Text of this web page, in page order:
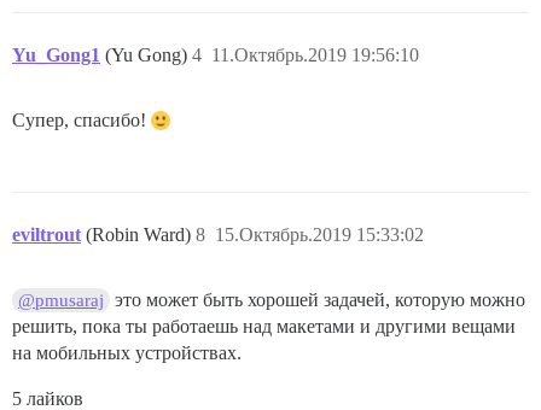
Yu_Gong1 (Yu Gong) 11.Октябрь.2019 19:56:10
4
Супер, спасибо!
eviltrout (Robin Ward) 15.Октябрь.2019 15:33:02
8
@pmusaraj
это может быть хорошей задачей, которую можно
решить, пока ты работаешь над макетами и другими вещами
на мобильных устройствах.
5 лайков